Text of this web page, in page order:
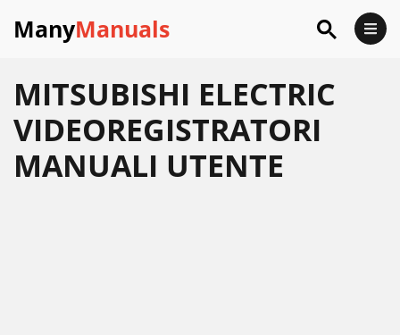
ManyManuals
MITSUBISHI ELECTRIC
VIDEOREGISTRATORI
MANUALI UTENTE